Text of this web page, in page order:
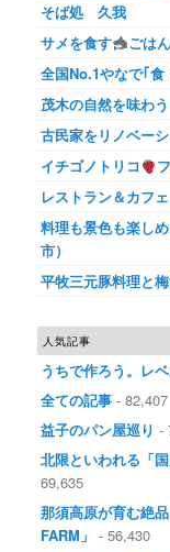
そば処 久我
サメを食す
ごは
全国No.1やなで｢
茂木の自然を味わ
古民家をリノベー
イチゴノトリコ
レストラン＆カフ
料理も景色も楽し
市）
平牧三元豚料理と
人気記事
うちで作ろう。レ
全ての記事 - 82,407
益子のパン屋巡り -
北限といわれる「
69,635
那須高原が育む絶
FARM」 - 56,430